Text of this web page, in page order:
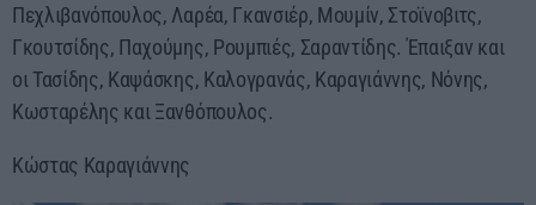
Πεχλιβανόπουλος, Λαρέα, Γκανσιέρ, Μουμίν, Στοϊνοβιτς,
Γκουτσίδης, Παχούμης, Ρουμπιές, Σαραντίδης. Έπαιξαν και
οι Τασίδης, Καψάσκης, Καλογρανάς, Καραγιάννης, Νόνης,
Κωσταρέλης και Ξανθόπουλος.
Κώστας Καραγιάννης